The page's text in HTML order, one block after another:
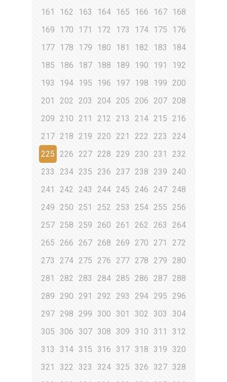
161
162 163 164 165 166 167 168
169
170 171 172 173 174 175
176
177 178 179 180 181 182 183
184
185
186 187 188 189 190 191
192
193
194 195 196 197 198 199 200
201
202 203 204 205 206 207 208
209 210 211 212 213 214 215 216
217 218 219 220 221 222 223
224
225 226 227 228 229 230 231
232
233
234 235 236 237 238 239 240
241
242 243 244 245 246 247 248
249 250 251 252 253 254 255 256
257 258 259 260 261 262 263
264
265 266 267 268 269 270 271
272
273
274 275 276 277 278 279 280
281
282 283 284 285 286 287 288
289 290 291 292 293 294 295 296
297 298 299 300 301 302 303
304
305
306 307 308 309 310 311
312
313
314 315 316 317 318 319
320
321
322 323 324 325 326 327 328